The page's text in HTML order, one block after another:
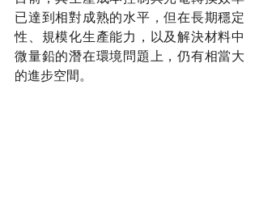
已達到相對成熟的水平，但在長期穩定
性、規模化生產能力，以及解決材料中
微量鉛的潛在環境問題上，仍有相當大
的進步空間。